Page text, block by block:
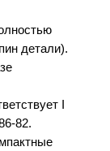
детали).
I
82.